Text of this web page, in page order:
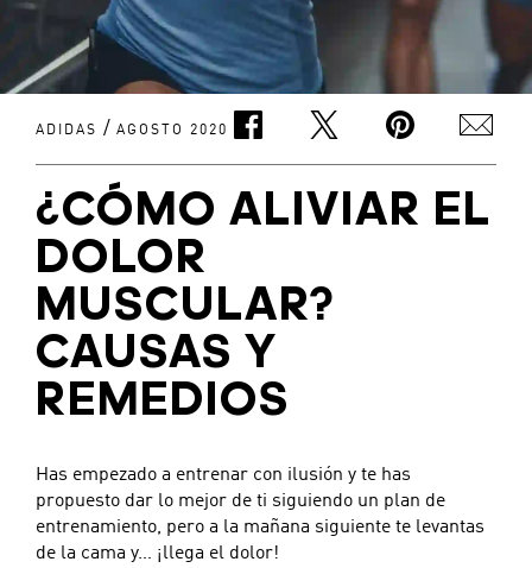
ADIDAS / AGOSTO 2020
¿CÓMO ALIVIAR EL
DOLOR
MUSCULAR?
CAUSAS Y
REMEDIOS
Has empezado a entrenar con ilusión y te has
propuesto dar lo mejor de ti siguiendo un plan de
entrenamiento, pero a la mañana siguiente te levantas
de la cama y… ¡llega el dolor!